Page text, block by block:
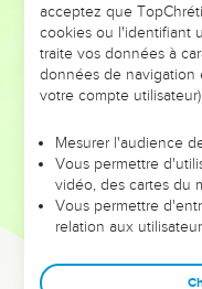
ET SI LEURS
leur foi ou leur vision.
et les saisons difficiles
sont
Dans cette conférence,
clés pour avancer avec
acceptez que
cookies ou l'identifiant
traite vos données à
données de navigation
votre compte
Mesurer l'audience
Vous permettre
vidéo, des cartes du
Vous permettre
relation aux